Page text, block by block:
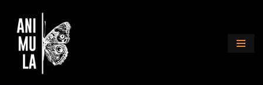
Saltar
contenido